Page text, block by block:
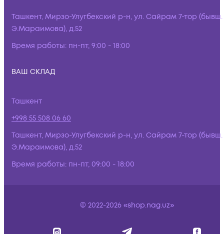
Ташкент, Мирзо-Улугбекский р-н, ул. Сайрам 7-тор (бывш.
Э.Мараимова), д.52
Время работы: пн-пт, 9:00 - 18:00
ВАШ СКЛАД
Ташкент
+998 55 508 06 60
Ташкент, Мирзо-Улугбекский р-н, ул. Сайрам 7-тор (бывш.
Э.Мараимова), д.52
Время работы: пн-пт, 09:00 - 18:00
© 2022-2026 «shop.nag.uz»